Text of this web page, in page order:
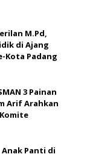
M.Pd,
di Ajang
Kota Padang
3 Painan
Arif Arahkan
Panti di